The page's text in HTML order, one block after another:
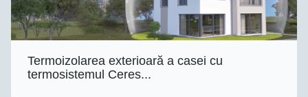
Termoizolarea exterioară a casei cu
termosistemul Ceres...